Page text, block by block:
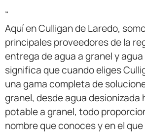
“
Aquí en Culligan de Laredo,
principales proveedores de la
entrega de agua a granel y
significa que cuando eliges
una gama completa de
granel, desde agua desionizada
potable a granel, todo
nombre que conoces y en el